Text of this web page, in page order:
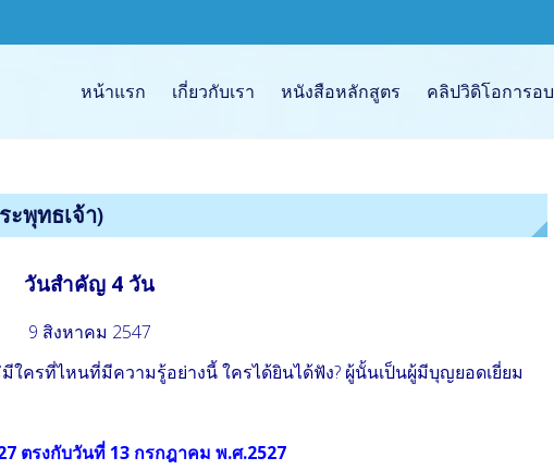
หน้าแรก เกี่ยวกับเรา หนังสือหลักสูตร คลิปวิดิโอการอ
พุทธเจ้า)
วันสำคัญ 4 วัน
9 สิงหาคม 2547
ครที่ไหนที่มีความรู้อย่างนี้ ใครได้ยินได้ฟัง? ผู้นั้นเป็นผู้มีบุญยอดเยี่ยม
ตรงกับวันที่ 13 กรกฎาคม พ.ศ.2527